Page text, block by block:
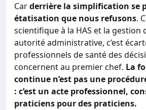
Carderrière la simplification se
étatisation que nous refusons.
scientifique à la HAS et la gestion
autorité administrative, c’est
professionnels de santé des
concernent au premier chef. La
continue n’est pas une
: c’est un acte professionnel,
praticiens pour des praticiens.